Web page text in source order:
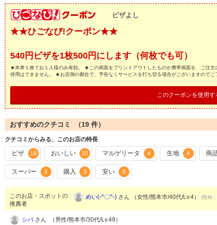
ピザよし
★★ひごなび!クーポン★★
540円ピザを1枚500円にします（何枚でも可）
★本券１枚でお１人様のみ有効。 ★この画面をプリントアウトしたものか携帯画面を、ご注
併用はできません。 ★お店側の都合で、予告なくサービスを打ち切る場合がございますのでご
このクーポンを使用す
おすすめのクチコミ （19 件）
クチコミからみる、このお店の特長
ピザ 16 おいしい 10 マルゲリータ 4 生地 4 商
スーパー 3 購入 3 安い 3
このお店・スポットの
推薦者
めい(-^〇^-) さん （女性/熊本市/40代/Lv.4） (投稿
シバさん （男性/熊本市/30代/Lv.49）